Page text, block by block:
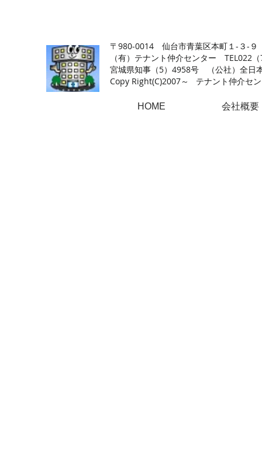
〒980-0014 仙台市青葉区本町１-３-９
（有）テナント仲介センター TEL022
宮城県知事（5）4958号 （公社）全日
Copy Right(C)2007～ テナント仲介セ
HOME 会社概要